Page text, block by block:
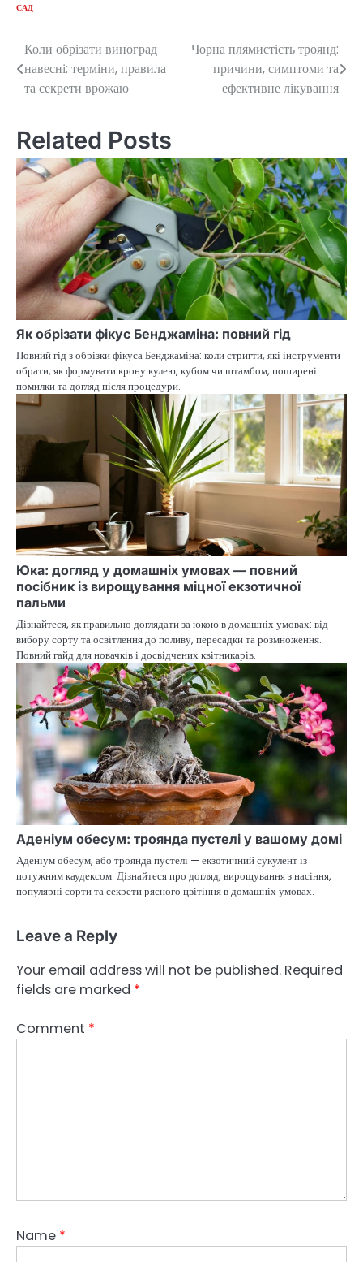
САД
Post
navigation
Коли обрізати виноград
навесні: терміни, правила
та секрети врожаю
Чорна плямистість троянд:
причини, симптоми та
ефективне лікування
Related Posts
Як обрізати фікус Бенджаміна: повний гід
Повний гід з обрізки фікуса Бенджаміна: коли стригти, які інструменти
обрати, як формувати крону кулею, кубом чи штамбом, поширені
помилки та догляд після процедури.
Юка: догляд у домашніх умовах — повний
посібник із вирощування міцної екзотичної
пальми
Дізнайтеся, як правильно доглядати за юкою в домашніх умовах: від
вибору сорту та освітлення до поливу, пересадки та розмноження.
Повний гайд для новачків і досвідчених квітникарів.
Аденіум обесум: троянда пустелі у вашому домі
Аденіум обесум, або троянда пустелі — екзотичний сукулент із
потужним каудексом. Дізнайтеся про догляд, вирощування з насіння,
популярні сорти та секрети рясного цвітіння в домашніх умовах.
Leave a Reply
Your email address will not be published. Required
fields are marked *
Comment *
Name *